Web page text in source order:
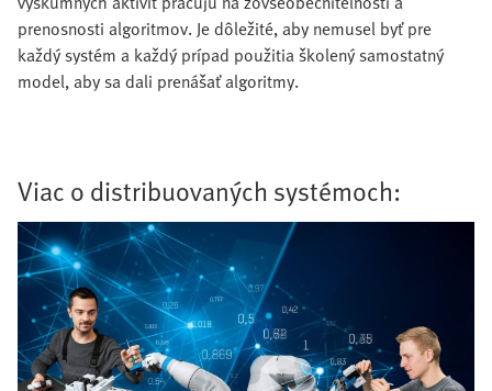
prenosnosti algoritmov. Je dôležité, aby nemusel byť pre
každý systém a každý prípad použitia školený samostatný
model, aby sa dali prenášať algoritmy.
Viac o distribuovaných systémoch: